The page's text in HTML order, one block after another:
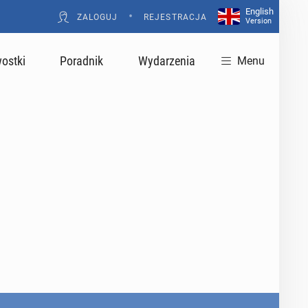
ZALOGUJ • REJESTRACJA
English
Version
Poradnik Wydarzenia Menu